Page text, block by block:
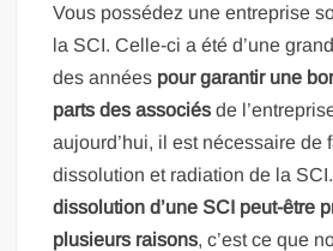
Vous possédez une entreprise
la SCI. Celle-ci a été d’une
des années pour garantir une
parts des associés de
aujourd’hui, il est nécessaire de
dissolution et radiation de la SCI.
dissolution d’une SCI peut-être
plusieurs raisons, c’est ce que